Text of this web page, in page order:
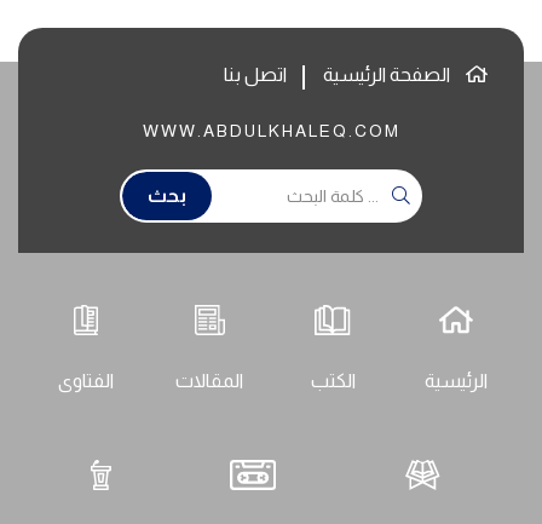
الصفحة الرئيسية اتصل بنا
WWW.ABDULKHALEQ.COM
بحث
الرئيسية الكتب المقالات الفتاوى